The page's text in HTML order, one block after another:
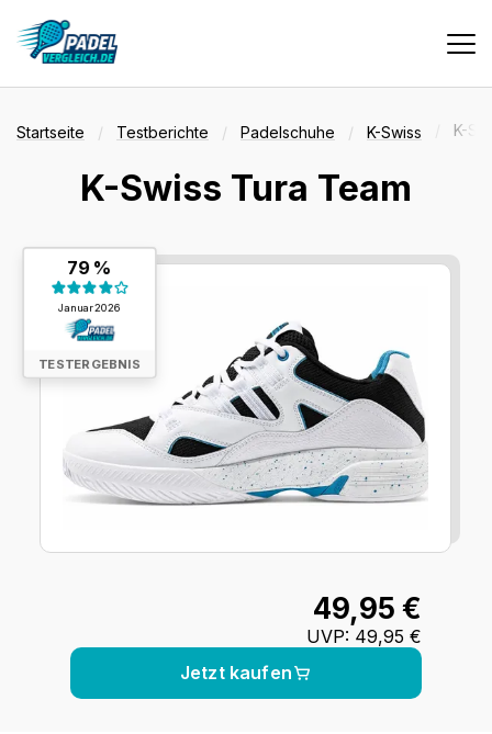
Vergleiche
Tests
Deals
Suche
Startseite Testberichte Padelschuhe K-Swiss K-
K-Swiss Tura Team
79 %
Januar 2026
Testergebnis:
79 %
TESTERGEBNIS
49,95 €
UVP: 49,95 €
Jetzt kaufen